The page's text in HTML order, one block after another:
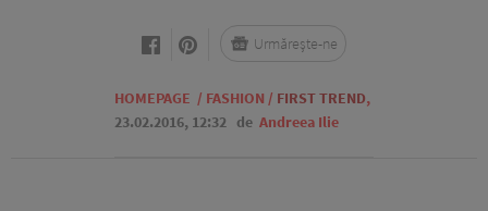
HOMEPAGE / FASHION / FIRST TREND,
23.02.2016, 12:32 de Andreea Ilie
Urmărește-ne